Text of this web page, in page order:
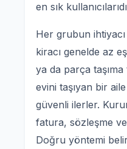
en sık
Her grubun
kiracı genelde az
ya da parça
evini taşıyan bir
güvenli ilerler.
fatura, sözleşme
Doğru yöntemi